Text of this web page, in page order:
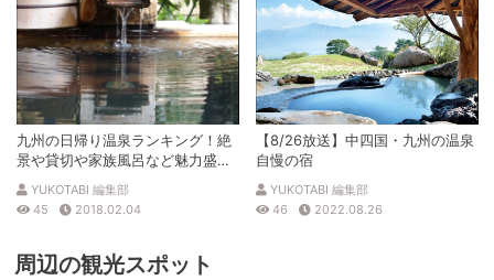
九州の日帰り温泉ランキング！絶
景や貸切や家族風呂など魅力盛沢
山！
YUKOTABI 編集部
45
2018.02.04
【8/26放送】中四国・九州の温泉
自慢の宿
YUKOTABI 編集部
46
2022.08.26
周辺の観光スポット